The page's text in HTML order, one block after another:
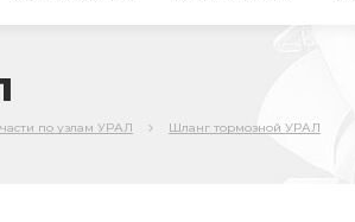
по узлам УРАЛ Шланг тормозной УРАЛ